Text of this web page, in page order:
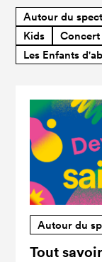
Autour du
Kids
Concert
Les Enfants
Autour du
Tout